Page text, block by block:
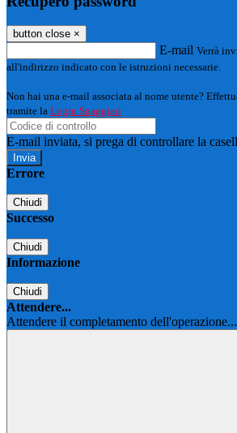
button close ×
E-mail Verrà
all'indirizzo indicato con le istruzioni necessarie.
Non hai una e-mail associata al nome utente?
tramite la Login Spaggiari
E-mail inviata, si prega di controllare la
Errore
Chiudi
Successo
Chiudi
Informazione
Chiudi
Attendere...
Attendere il completamento dell'operazione...